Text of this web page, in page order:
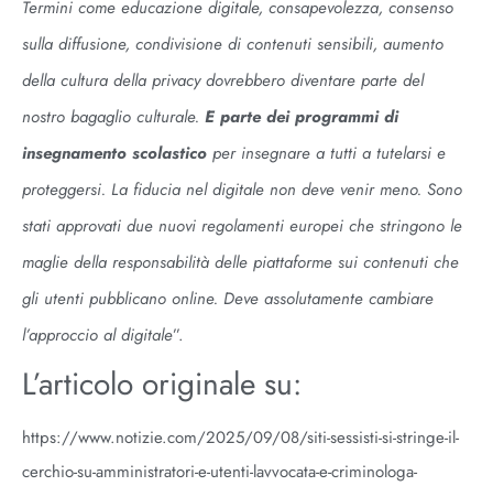
Termini come educazione digitale, consapevolezza, consenso
sulla diffusione, condivisione di contenuti sensibili, aumento
della cultura della privacy dovrebbero diventare parte del
nostro bagaglio culturale. E parte dei programmi di
insegnamento scolastico per insegnare a tutti a tutelarsi e
proteggersi. La fiducia nel digitale non deve venir meno. Sono
stati approvati due nuovi regolamenti europei che stringono le
maglie della responsabilità delle piattaforme sui contenuti che
gli utenti pubblicano online. Deve assolutamente cambiare
l’approccio al digitale”.
L’articolo originale su:
https://www.notizie.com/2025/09/08/siti-sessisti-si-stringe-il-
cerchio-su-amministratori-e-utenti-lavvocata-e-criminologa-